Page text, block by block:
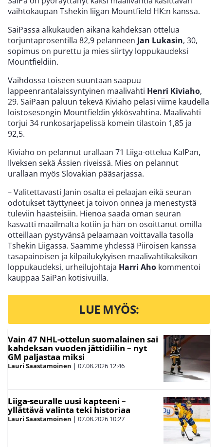
vaihtokaupan Tshekin liigan Mountfield HK:n kanssa.
SaiPassa alkukauden aikana kahdeksan ottelua
torjuntaprosentilla 82,9 pelanneen Jan Lukasin, 30,
sopimus on purettu ja mies siirtyy loppukaudeksi
Mountfieldiin.
Vaihdossa toiseen suuntaan saapuu
lappeenrantalaissyntyinen maalivahti Henri Kiviaho,
29. SaiPaan paluun tekevä Kiviaho pelasi viime kaudella
loistosesongin Mountfieldin ykkösvahtina. Maalivahti
torjui 34 runkosarjapelissä komein tilastoin 1,85 ja
92,5.
Kiviaho on pelannut urallaan 71 Liiga-ottelua KalPan,
Ilveksen sekä Ässien riveissä. Mies on pelannut
urallaan myös Slovakian pääsarjassa.
– Valitettavasti Janin osalta ei pelaajan eikä seuran
odotukset täyttyneet ja toivon onnea ja menestystä
tuleviin haasteisiin. Hienoa saada oman seuran
kasvatti maailmalta kotiin ja hän on osoittanut omilla
otteillaan pystyvänsä pelaamaan voittavalla tasolla
Tshekin Liigassa. Saamme yhdessä Piiroisen kanssa
tasapainoisen ja kilpailukykyisen maalivahtikaksikon
loppukaudeksi, urheilujohtaja Harri Aho kommentoi
kauppaa SaiPan kotisivuilla.
LUE MYÖS:
Vain 47 NHL-ottelun suomalainen sai
kahdeksan vuoden jättidiilin – nyt
GM paljastaa miksi
Lauri Saastamoinen | 07.08.2026 12:46
Liiga-seuralle uusi kapteeni –
yllättävä valinta teki historiaa
Lauri Saastamoinen | 07.08.2026 10:27